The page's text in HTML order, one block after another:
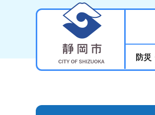
防災